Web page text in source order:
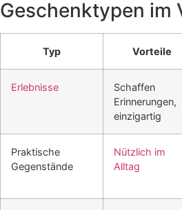
Geschenktypen im
Typ Vorteile
Erlebnisse
Schaffen
Erinnerungen,
einzigartig
Praktische
Gegenstände
Nützlich im
Alltag